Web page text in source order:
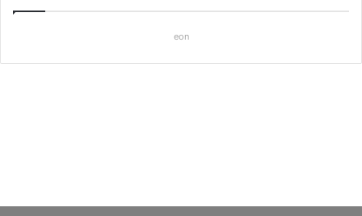
eon